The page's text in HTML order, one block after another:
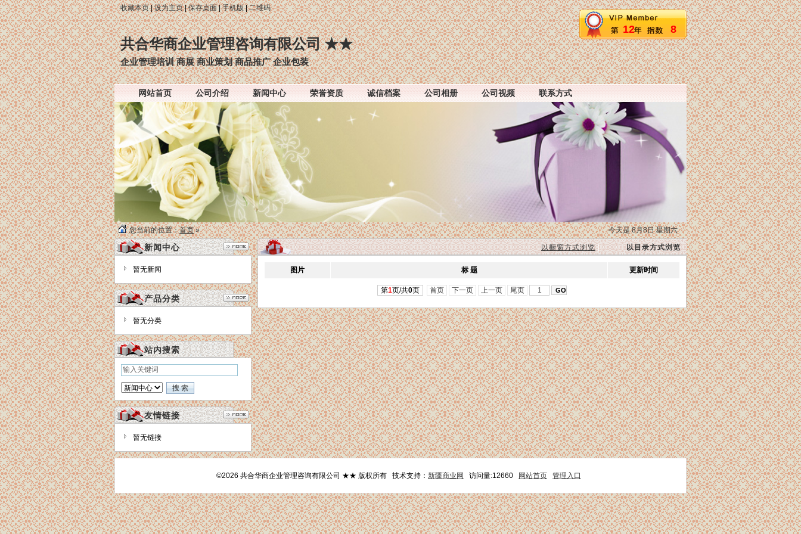
收藏本页|设为主页|保存桌面|手机版|二维码
12 8
共合华商企业管理咨询有限公司 ★★
企业管理培训 商展 商业策划 商品推广 企业包装
网站首页 公司介绍 新闻中心 荣誉资质 诚信档案 公司相册 公司视频 联系方式
今天是 8月8日 星期六
您当前的位置：首页»
新闻中心
暂无新闻
产品分类
暂无分类
站内搜索
友情链接
暂无链接
以橱窗方式浏览| 以目录方式浏览
图片 标 题 更新时间
第1页/共0页 首页 下一页 上一页 尾页
©2026 共合华商企业管理咨询有限公司 ★★ 版权所有 技术支持： 新疆商业网 访问量:12660 网站首页 管理入口